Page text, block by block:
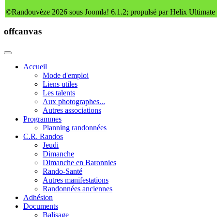
©Randouvèze 2026 sous Joomla! 6.1.2; propulsé par Helix Ultimate
offcanvas
Accueil
Mode d'emploi
Liens utiles
Les talents
Aux photographes...
Autres associations
Programmes
Planning randonnées
C.R. Randos
Jeudi
Dimanche
Dimanche en Baronnies
Rando-Santé
Autres manifestations
Randonnées anciennes
Adhésion
Documents
Balisage